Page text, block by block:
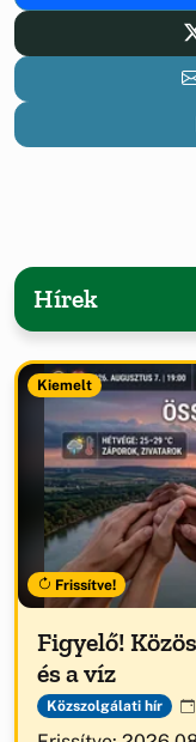
Hírek
Kiemelt
Frissítve!
Figyelő!
és a víz
Közszolgálati hír